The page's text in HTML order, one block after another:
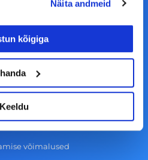
Näita andmeid
kõigiga
Keeldu
KKK
CV.ee lehele
võimalused